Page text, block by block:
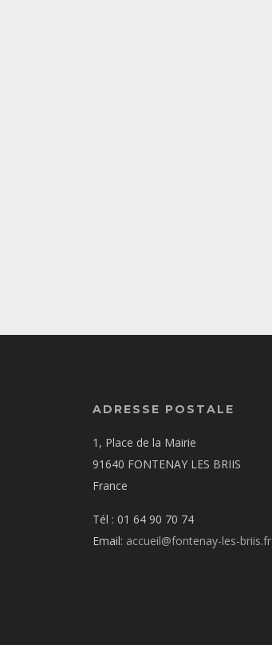
ADRESSE POSTALE
1, Place de la Mairie
91640 FONTENAY LES BRIIS
France
Tél : 01 64 90 70 74
Email: accueil@fontenay-les-briis.fr